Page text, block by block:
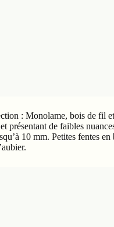
: Monolame, bois de fil
présentant de faibles
10 mm. Petites fentes en